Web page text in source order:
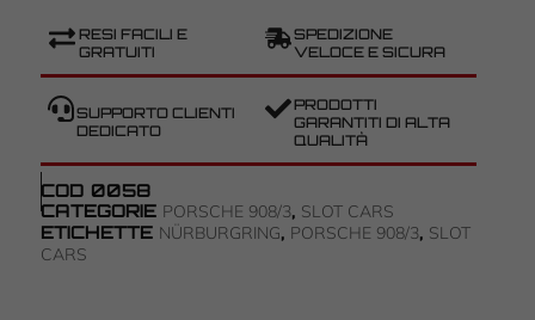
RESI FACILI E
GRATUITI
SPEDIZIONE
VELOCE E SICURA
SUPPORTO CLIENTI
DEDICATO
PRODOTTI
GARANTITI DI ALTA
QUALITÀ
COD 0058
CATEGORIE PORSCHE 908/3, SLOT CARS
ETICHETTE NÜRBURGRING, PORSCHE 908/3, SLOT
CARS